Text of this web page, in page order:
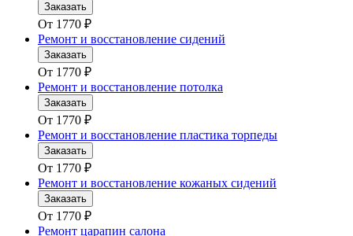
Заказать
От 1770 ₽
Ремонт и восстановление сидений
Заказать
От 1770 ₽
Ремонт и восстановление потолка
Заказать
От 1770 ₽
Ремонт и восстановление пластика торпеды
Заказать
От 1770 ₽
Ремонт и восстановление кожаных сидений
Заказать
От 1770 ₽
Ремонт царапин салона